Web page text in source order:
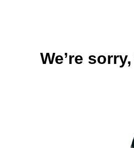
We’re